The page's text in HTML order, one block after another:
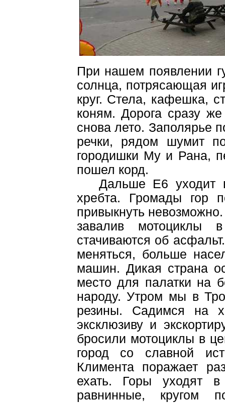
При нашем появлении
солнца, потрясающая
круг. Стела, кафешка,
коням. Дорога сразу
снова лето. Заполярье
речки, рядом шумит
городишки Му и Рана,
пошел корд.
Дальше Е6 уходит в
хребта. Громады гор
привыкнуть
завалив мотоциклы
стачиваются об
меняться, больше
машин. Дикая страна
место для палатки на
народу. Утром мы в
резины. Садимся на
эксклюзиву и
бросили мотоциклы в
город со славной
Климента поражает
ехать. Горы уходят
равнинные, кругом